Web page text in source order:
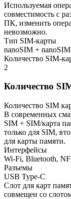
Используемая
совместимость с
ПК, изменить
невозможно.
Тип SIM-карты
nanoSIM + nanoSIM
Количество SIM-
2
Количество
Количество SIM
В современных
SIM + SIM/карта
только для SIM,
для карты памяти.
Интерфейсы
Wi-Fi, Bluetooth,
Разъемы
USB Type-C
Слот для карт
совмещен со